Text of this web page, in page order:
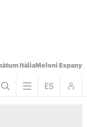
ItàliaMeloni Espanya